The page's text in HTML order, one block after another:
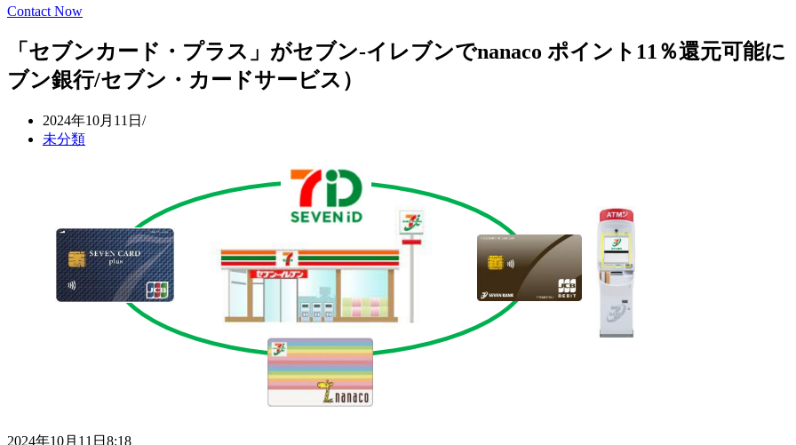
Contact Now
「セブンカード・プラス」がセブン‐イレブンでnanaco ポイント11％還元可能に
ブン銀行/セブン・カードサービス）
2024年10月11日
未分類
2024年10月11日8:18